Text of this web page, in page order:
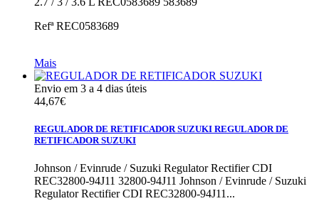
RefªREC0583689
Mais
Envio em 3 a 4 dias úteis
44,67€
REGULADOR DE RETIFICADOR SUZUKI REGULADOR DE
RETIFICADOR SUZUKI
Johnson / Evinrude / Suzuki Regulator Rectifier CDI
REC32800-94J11 32800-94J11 Johnson / Evinrude / Suzuki
Regulator Rectifier CDI REC32800-94J11...